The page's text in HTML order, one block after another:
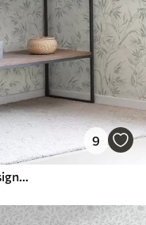
9
Folhas de aguarela em tons frios, design minimalista